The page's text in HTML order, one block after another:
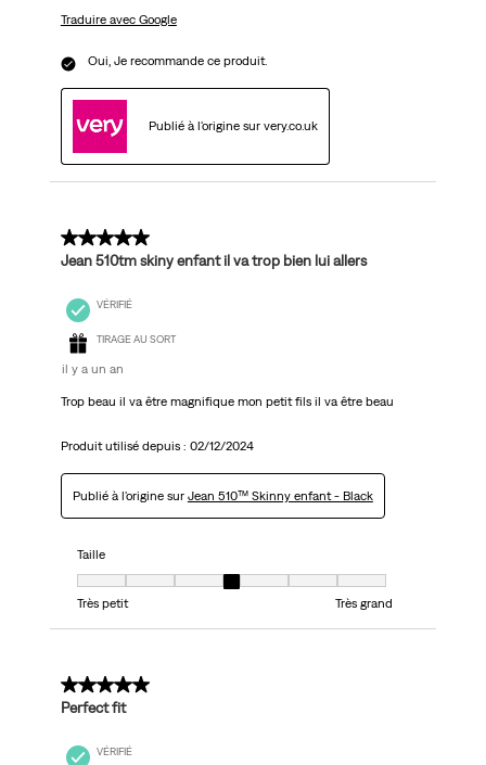
Traduire avec Google
Oui, Je recommande ce produit.
Publié à l'origine sur very.co.uk
5 sur 5 étoiles.
Jean 510tm skiny enfant il va trop bien lui allers
VÉRIFIÉ
TIRAGE AU SORT
il y a un an
Trop beau il va être magnifique mon petit fils il va être beau
Produit utilisé depuis : 02/12/2024
Publié à l'origine sur Jean 510™ Skinny enfant - Black
Taille
Très petit
Très grand
5 sur 5 étoiles.
Perfect fit
VÉRIFIÉ